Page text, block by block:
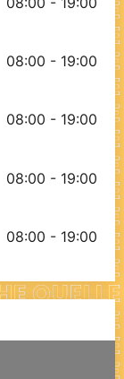
08:00 - 19:00
08:00 - 19:00
08:00 - 19:00
08:00 - 19:00